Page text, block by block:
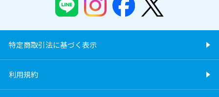
特定商取引法に基づく表示
利用規約